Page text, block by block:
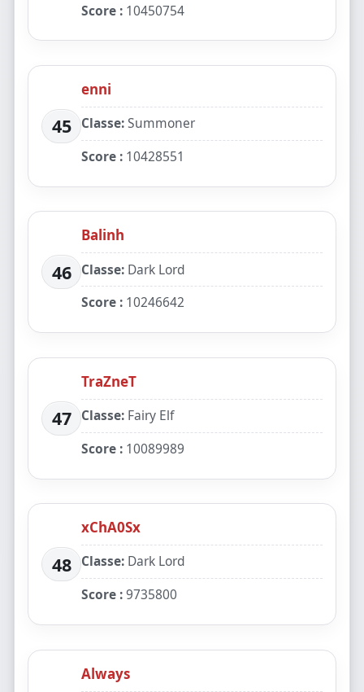
Score : 10450754
45
enni
Classe:Summoner
Score : 10428551
46
Balinh
Classe: Dark Lord
Score : 10246642
47
TraZneT
Classe: Fairy Elf
Score : 10089989
48
xChA0Sx
Classe: Dark Lord
Score :9735800
Always